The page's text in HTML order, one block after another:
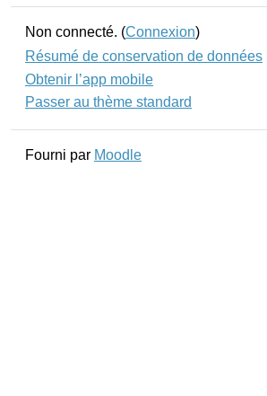
Non connecté. (Connexion)
Résumé de conservation de données
Obtenir l’app mobile
Passer au thème standard
Fourni par Moodle